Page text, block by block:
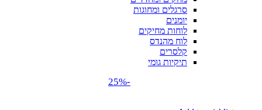
סרגלים ומחוגות
יומנים
לוחות מחיקים
לוח מהנדס
קלסרים
תיקיות גומי
-25%